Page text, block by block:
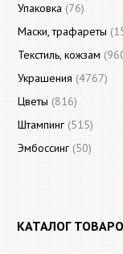
Упаковка (76)
Маски, трафареты
Текстиль, кожзам
Украшения (4767)
Цветы (816)
Штампинг (515)
Эмбоссинг (50)
КАТАЛОГ